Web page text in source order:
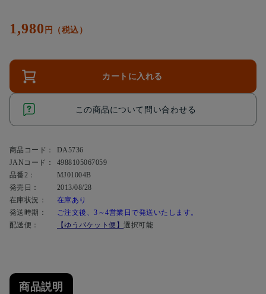
1,980 円（税込）
カートに入れる
この商品について問い合わせる
商品コード：
DA5736
JANコード：
4988105067059
品番2：
MJ01004B
発売日：
2013/08/28
在庫状況：
在庫あり
発送時期：
ご注文後、3～4営業日で発送いたします。
配送便：
【ゆうパケット便】選択可能
商品説明